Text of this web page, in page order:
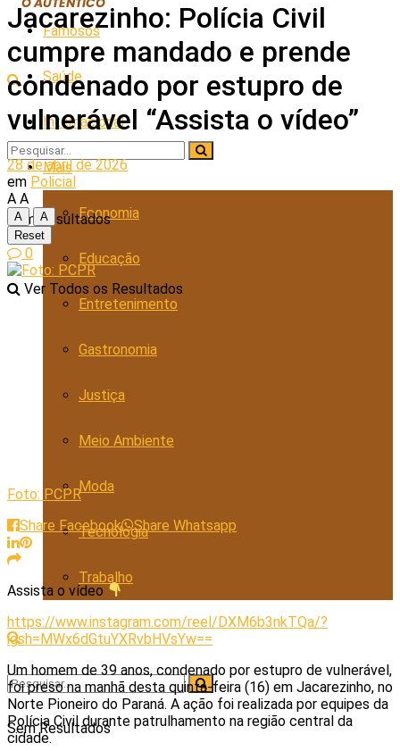
Famosos
Saúde
Internacional
Mais
Economia
Educação
Entretenimento
Gastronomia
Justiça
Meio Ambiente
Moda
Tecnologia
Trabalho
Sem Resultados
Sem Resultados
Ver Todos os Resultados
Jacarezinho: Polícia Civil
cumpre mandado e prende
condenado por estupro de
vulnerável “Assista o vídeo”
28 de abril de 2026
em Policial
A A
A
A
Reset
0
Foto: PCPR
Share Facebook
Share Whatsapp
Assista o vídeo
https://www.instagram.com/reel/DXM6b3nkTQa/?
igsh=MWx6dGtuYXRvbHVsYw==
Um homem de 39 anos, condenado por estupro de vulnerável,
foi preso na manhã desta quinta-feira (16) em Jacarezinho, no
Norte Pioneiro do Paraná. A ação foi realizada por equipes da
Polícia Civil durante patrulhamento na região central da
cidade.